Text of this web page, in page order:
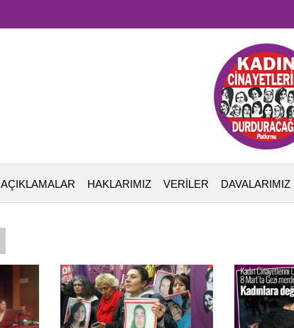
AÇIKLAMALAR HAKLARIMIZ VERİLER DAVALARIMIZ